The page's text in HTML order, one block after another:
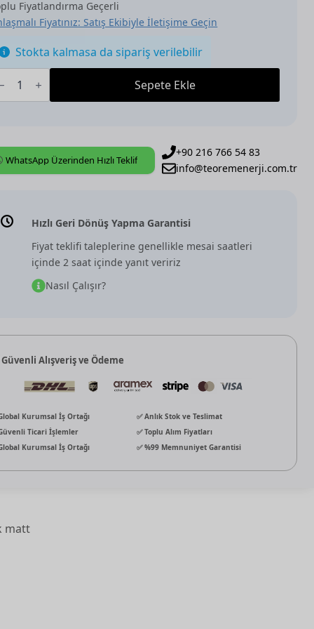
matt
Fiyatlandırma Geçerli
Fiyatınız: Satış Ekibiyle İletişime Geçin
Stokta kalmasa da sipariş verilebilir
Sepete Ekle
WhatsApp Üzerinden Hızlı Teklif
+90 216 766 54 83
info@teoremenerji.com.tr
Hızlı Geri Dönüş Yapma Garantisi
Fiyat teklifi taleplerine genellikle mesai saatleri
içinde 2 saat içinde yanıt veririz
Nasıl Çalışır?
Güvenli Alışveriş ve Ödeme
Kurumsal İş Ortağı
✅ Anlık Stok ve Teslimat
Ticari İşlemler
✅ Toplu Alım Fiyatları
Kurumsal İş Ortağı
✅ %99 Memnuniyet Garantisi